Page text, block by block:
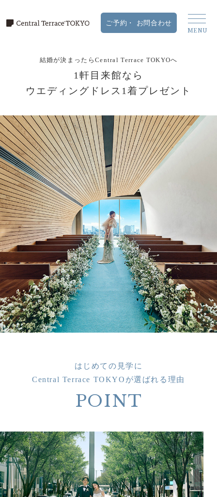
結婚が決まったらCentral Terrace TOKYOへ
1軒目来館なら
ウエディングドレス1着プレゼント
はじめての見学に
Central Terrace TOKYOが選ばれる理由
POINT